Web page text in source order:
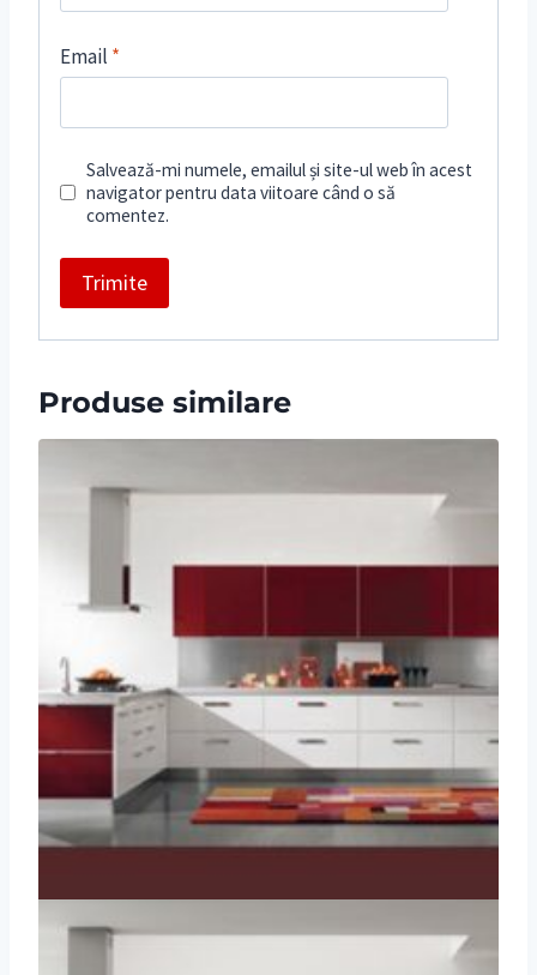
Email *
Salvează-mi numele, emailul și site-ul web în acest
navigator pentru data viitoare când o să
comentez.
Produse similare